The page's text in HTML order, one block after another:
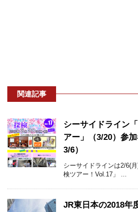
関連記事
シーサイドライン
アー」（3/20）参
3/6）
シーサイドラインは2/6(
検ツアー！Vol.17」 ...
JR東日本の2018年